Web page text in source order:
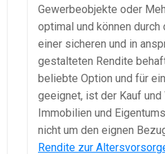
Gewerbeobjekte oder
optimal und können
einer sicheren und in
gestalteten Rendite
beliebte Option und für
geeignet, ist der Kauf
Immobilien und
nicht um den eignen
Rendite zur